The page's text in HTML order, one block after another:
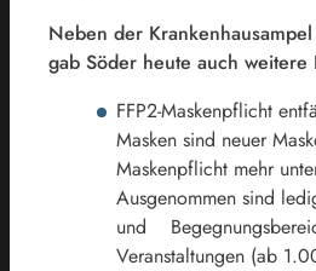
Neben der
gab Söder heute auch
FFP2-Maskenpflicht
Masken sind neuer
Maskenpflicht mehr
Ausgenommen sind
und
Veranstaltungen (ab